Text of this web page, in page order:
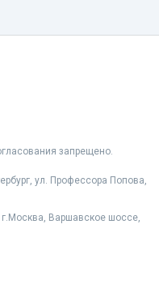
запрещено.
ул. Профессора Попова,
Варшавское шоссе,